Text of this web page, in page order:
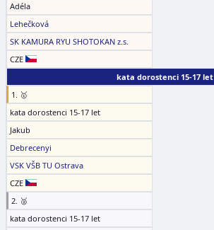
Adéla
Lehečková
SK KAMURA RYU SHOTOKAN z.s.
CZE
kata dorostenci 15-17 let
1. 🥇
kata dorostenci 15-17 let
Jakub
Debrecenyi
VSK VŠB TU Ostrava
CZE
2. 🥈
kata dorostenci 15-17 let